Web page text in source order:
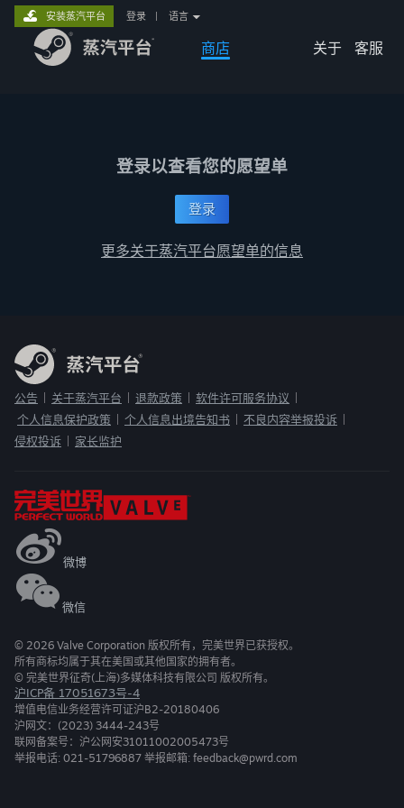
商店 关于 客服
安装蒸汽平台 登录 语言
登录以查看您的愿望单
登录
更多关于蒸汽平台愿望单的信息
公告 关于蒸汽平台 退款政策 软件许可服务协议
个人信息保护政策 个人信息出境告知书 不良内容举报投诉
侵权投诉 家长监护
微博
微信
© 2026 Valve Corporation 版权所有，完美世界已获授权。
所有商标均属于其在美国或其他国家的拥有者。
© 完美世界征奇(上海)多媒体科技有限公司 版权所有。
沪ICP备 17051673号-4
增值电信业务经营许可证沪B2-20180406
沪网文：(2023) 3444-243号
联网备案号：沪公网安31011002005473号
举报电话: 021-51796887 举报邮箱: feedback@pwrd.com